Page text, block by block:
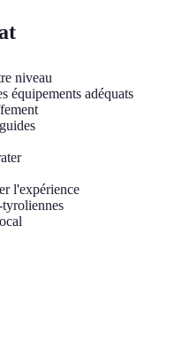
niveau
équipements adéquats
l'expérience